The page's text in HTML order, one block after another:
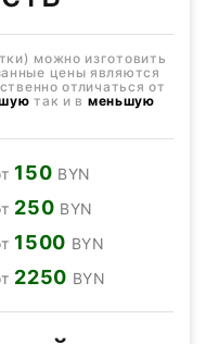
можно изготовить
цены являются
отличаться от
так и в меньшую
150 BYN
250 BYN
1500 BYN
2250 BYN